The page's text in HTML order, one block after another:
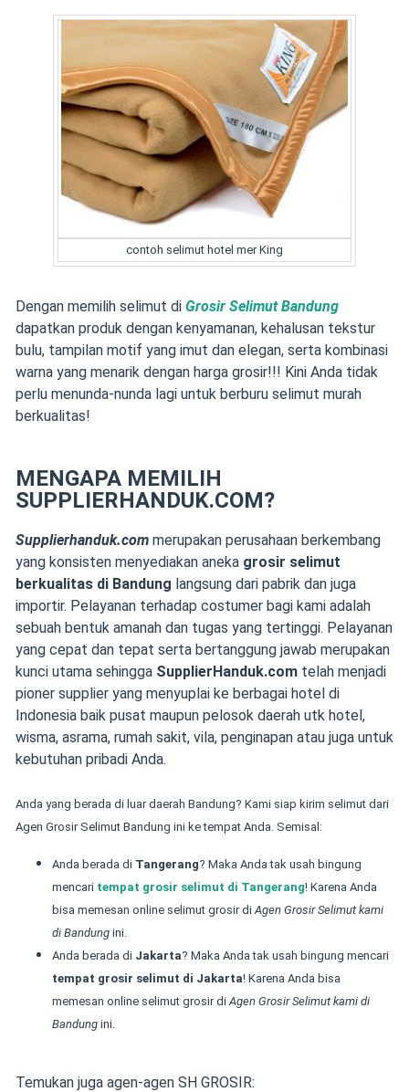
contoh selimut hotel mer King
Dengan memilih selimut di Grosir Selimut Bandung
dapatkan produk dengan kenyamanan, kehalusan tekstur
bulu, tampilan motif yang imut dan elegan, serta kombinasi
warna yang menarik dengan harga grosir!!! Kini Anda tidak
perlu menunda-nunda lagi untuk berburu selimut murah
berkualitas!
MENGAPA MEMILIH
SUPPLIERHANDUK.COM?
Supplierhanduk.commerupakan perusahaan berkembang
yang konsisten menyediakan aneka grosir selimut
berkualitas di Bandung langsung dari pabrik dan juga
importir. Pelayanan terhadap costumer bagi kami adalah
sebuah bentuk amanah dan tugas yang tertinggi. Pelayanan
yang cepat dan tepat serta bertanggung jawab merupakan
kunci utama sehingga SupplierHanduk.comtelah menjadi
pioner supplier yang menyuplai ke berbagai hotel di
Indonesia baik pusat maupun pelosok daerah utk hotel,
wisma, asrama, rumah sakit, vila, penginapan atau juga untuk
kebutuhan pribadi Anda.
Anda yang berada di luar daerah Bandung? Kami siap kirim selimut dari
Agen Grosir Selimut Bandung ini ke tempat Anda. Semisal:
Anda berada di Tangerang? Maka Anda tak usah bingung
mencari tempat grosir selimut di Tangerang! Karena Anda
bisa memesan online selimut grosir diAgen Grosir Selimut kami
di Bandungini.
Anda berada di Jakarta? Maka Anda tak usah bingung mencari
tempat grosir selimut di Jakarta! Karena Anda bisa
memesan online selimut grosir diAgen Grosir Selimut kami di
Bandungini.
Temukan juga agen-agen SH GROSIR: